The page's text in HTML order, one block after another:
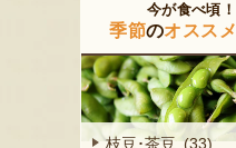
今が食べ頃！
季節のオススメ
枝豆･茶豆 (33)